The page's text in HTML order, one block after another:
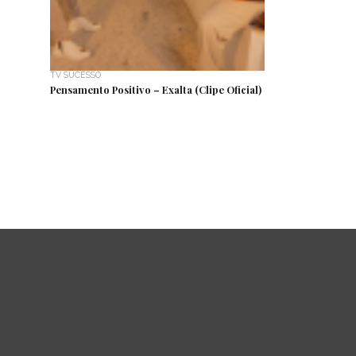
TV SUCESSO
Pensamento Positivo – Exalta (Clipe Oficial)